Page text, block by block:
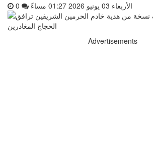
الأربعاء 03 يونيو 2026 01:27 مساءً
Advertisements